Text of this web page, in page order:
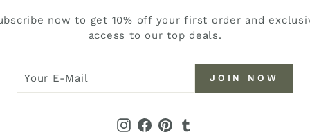
now to get 10% off your first order and
access to our top deals.
JOIN NOW
Instagram
Facebook
Pinterest